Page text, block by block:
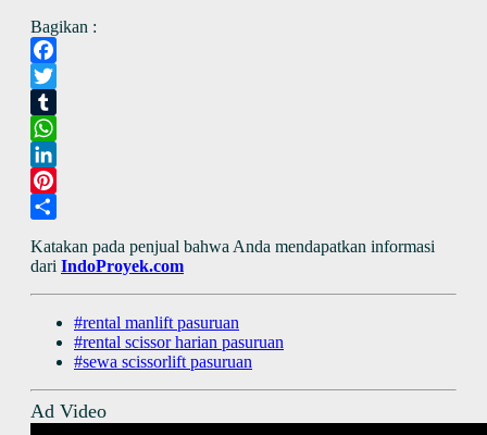
Bagikan :
Facebook
Twitter
Tumblr
WhatsApp
LinkedIn
Pinterest
Katakan pada penjual bahwa Anda mendapatkan informasi
dari IndoProyek.com
#rental manlift pasuruan
#rental scissor harian pasuruan
#sewa scissorlift pasuruan
Ad Video